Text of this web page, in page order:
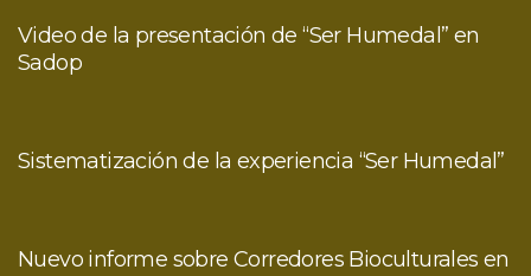
Video de la presentación de “Ser Humedal” en
Sadop
Sistematización de la experiencia “Ser Humedal”
Nuevo informe sobre Corredores Bioculturales en